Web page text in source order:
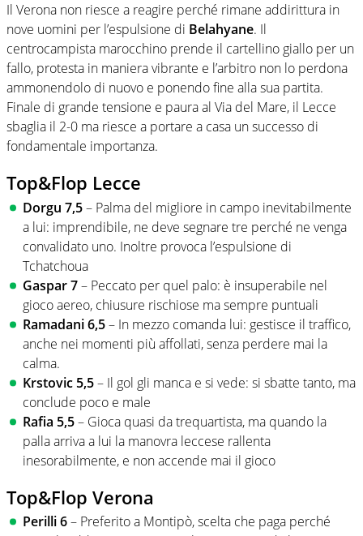
Il Verona non riesce a reagire perché rimane addirittura in
nove uomini per l’espulsione di Belahyane. Il
centrocampista marocchino prende il cartellino giallo per un
fallo, protesta in maniera vibrante e l’arbitro non lo perdona
ammonendolo di nuovo e ponendo fine alla sua partita.
Finale di grande tensione e paura al Via del Mare, il Lecce
sbaglia il 2-0 ma riesce a portare a casa un successo di
fondamentale importanza.
Top&Flop Lecce
Dorgu 7,5– Palma del migliore in campo inevitabilmente
a lui: imprendibile, ne deve segnare tre perché ne venga
convalidato uno. Inoltre provoca l’espulsione di
Tchatchoua
Gaspar 7– Peccato per quel palo: è insuperabile nel
gioco aereo, chiusure rischiose ma sempre puntuali
Ramadani 6,5– In mezzo comanda lui: gestisce il traffico,
anche nei momenti più affollati, senza perdere mai la
calma.
Krstovic 5,5– Il gol gli manca e si vede: si sbatte tanto, ma
conclude poco e male
Rafia 5,5– Gioca quasi da trequartista, ma quando la
palla arriva a lui la manovra leccese rallenta
inesorabilmente, e non accende mai il gioco
Top&Flop Verona
Perilli 6– Preferito a Montipò, scelta che paga perché